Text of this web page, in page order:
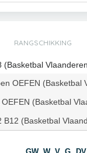
RANGSCHIKKING
(Basketbal
OEFEN (Basketbal
(Basketbal
B12 (Basketbal